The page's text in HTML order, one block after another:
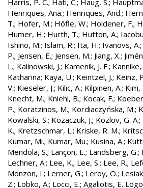
Harris, P. C.; Hati, C.; Haug, S.;
Henriques, Ana.; Henriques, And.;
T.; Hofer, M.; Höfle, W.; Holdener, F.;
Humer, H.; Hurth, T.; Hutton, A.;
Ishino, M.; Islam, R.; Ita, H.; Ivanovs, A.;
P.; Jensen, E.; Jensen, M.; Jiang, X.;
L.; Kalinowski, J.; Kamenik, J. F.; Kannike,
Katharina; Kaya, U.; Keintzel, J.; Keinz,
V.; Kieseler, J.; Kilic, A.; Kilpinen, A.; Kim,
Knecht, M.; Kniehl, B.; Kocak, F.;
P.; Koratzinos, M.; Kordiaczyńska, M.;
Kowalski, S.; Kozaczuk, J.; Kozlov, G. A.;
K.; Kretzschmar, L.; Kriske, R. M.;
Kumar, Mi.; Kumar, Mu.; Kusina, A.;
Mendola, S.; Lançon, E.; Landsberg, G.;
Lechner, A.; Lee, K.; Lee, S.; Lee, R.;
Monzon, I.; Lerner, G.; Leroy, O.;
Z.; Lobko, A.; Locci, E.; Agaliotis, E.